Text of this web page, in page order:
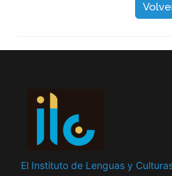
El Instituto de Lenguas y